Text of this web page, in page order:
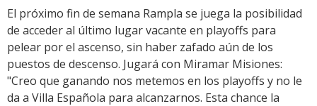
El próximo fin de semana Rampla se juega la posibilidad
de acceder al último lugar vacante en playoffs para
pelear por el ascenso, sin haber zafado aún de los
puestos de descenso. Jugará con Miramar Misiones:
"Creo que ganando nos metemos en los playoffs y no le
da a Villa Española para alcanzarnos. Esta chance la